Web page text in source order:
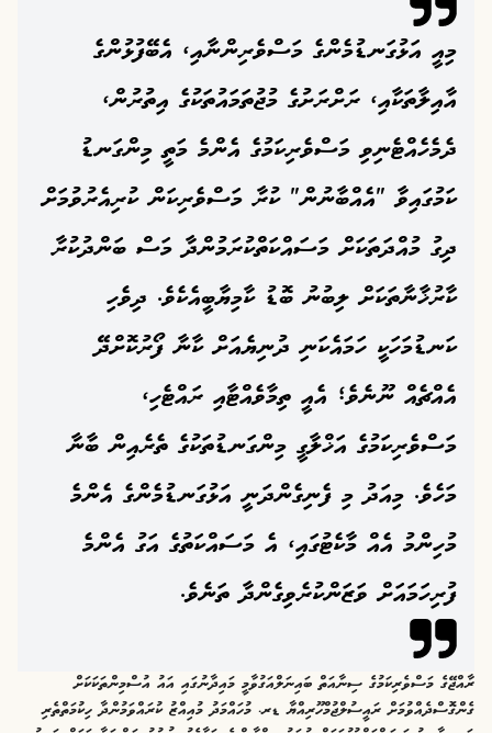
މިއީ އަޅުގަނޑުމެންގެ މަސްވެރިންނާއި، އެބޭފުޅުންގެ
އާއިލާތަކާއި، ރަށްރަށުގެ މުޖުތަމައުތަކުގެ އިތުރުން،
ދެމެހެއްޓެނިވި މަސްވެރިކަމުގެ އެންމެ މަތީ މިންގަނޑު
ކަމުގައިވާ "އެއްބާނުން" ކުރާ މަސްވެރިކަން ކުރިއެރުވުމަށް
ދިގު މުއްދަތަކަށް މަސައްކަތްކުރަމުންދާ މަސް ބަންދުކުރާ
ކާރުޚާނާތަކަށް ލިބުނު ބޮޑު ކާމިޔާބީއެކެވެ. ދިވެހި
ކަނޑުމަހަކީ ހަމައެކަނި ދުނިޔެއަށް ކާނާ ފޯރުކޮށްދޭ
އެއްޗެއް ނޫނެވެ؛ އެއީ ތިމާވެއްޓާއި ރައްޓެހި،
މަސްވެރިކަމުގެ އަޚްލާގީ މިންގަނޑުތަކުގެ ތެރެއިން ބާނާ
މަހެވެ. މިއަދު މި ފެނިގެންދަނީ އަޅުގަނޑުމެންގެ އެންމެ
މުހިންމު އެއް މާކެޓުގައި، އެ މަސައްކަތުގެ އަގު އެންމެ
ފުރިހަމައަށް ވަޒަންކުރެވިގެންދާ ތަނެވެ.
ރާއްޖޭގެ މަސްވެރިކަމުގެ ސިނާއަތް ބައިނަލްއަގުވާމީ މައިދާނުގައި އައު އުސްމިންތަކަކަށް
ގެންގޮސްދެއްވުމަށް ރައީސުލްޖުމްހޫރިއްޔާ ޑރ. މުހައްމަދު މުއިއްޒު ކުރައްވަމުންދާ ހިކުމަތްތެރި